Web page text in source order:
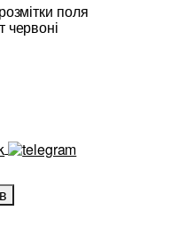
поля
червоні